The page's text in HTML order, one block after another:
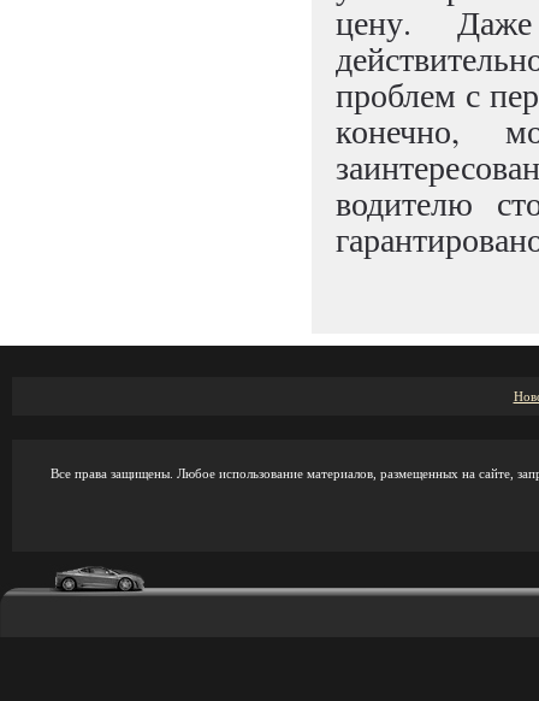
цену.
проблем с
конечно,
водителю
Все права защищены. Любое использование материалов, размещенных на сайте,